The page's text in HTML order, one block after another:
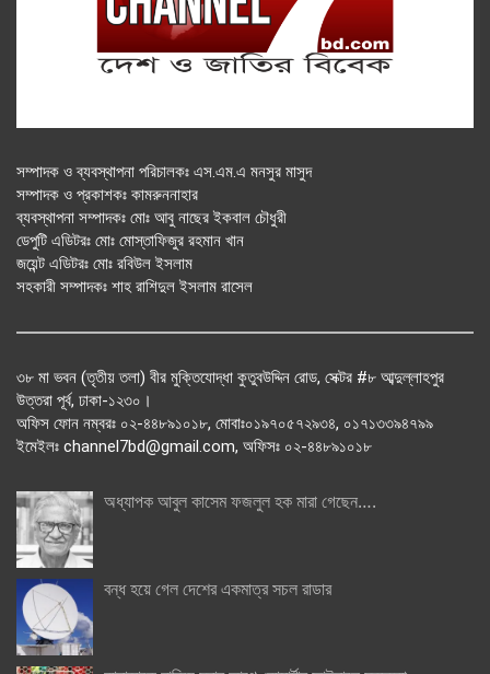
সম্পাদক ও ব্যবস্থাপনা পরিচালকঃ এস.এম.এ মনসুর মাসুদ
সম্পাদক ও প্রকাশকঃ কামরুননাহার
ব্যবস্থাপনা সম্পাদকঃ মোঃ আবু নাছের ইকবাল চৌধুরী
ডেপুটি এডিটরঃ মোঃ মোস্তাফিজুর রহমান খান
জয়েন্ট এডিটরঃ মোঃ রবিউল ইসলাম
সহকারী সম্পাদকঃ শাহ রাশিদুল ইসলাম রাসেল
৩৮ মা ভবন (তৃতীয় তলা) বীর মুক্তিযোদ্ধা কুতুবউদ্দিন রোড, সেক্টর #৮ আব্দুল্লাহপুর
উত্তরা পূর্ব, ঢাকা-১২৩০।
অফিস ফোন নম্বরঃ ০২-৪৪৮৯১০১৮, মোবাঃ০১৯৭০৫৭২৯৩৪, ০১৭১৩৩৯৪৭৯৯
ইমেইলঃ channel7bd@gmail.com, অফিসঃ ০২-৪৪৮৯১০১৮
অধ্যাপক আবুল কাসেম ফজলুল হক মারা গেছেন….
বন্ধ হয়ে গেল দেশের একমাত্র সচল রাডার